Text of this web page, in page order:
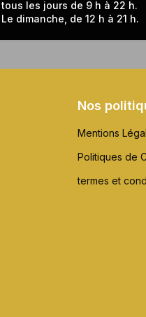
tous les jours de 9 h à 22 h.
Le dimanche, de 12 h à 21 h.
Nos
Mentions
Politiques de
termes et